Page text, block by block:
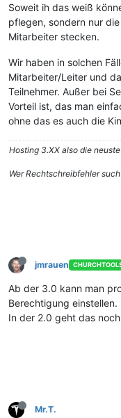
Soweit ih das weiß
pflegen, sondern nur
Mitarbeiter stecken.
Wir haben in solchen
Mitarbeiter/Leiter und
Teilnehmer. Außer bei
Vorteil ist, das man
ohne das es auch die
Hosting 3.XX also die
Wer Rechtschreibfehler
jmrauen
Ab der 3.0 kann man
Berechtigung einstellen.
In der 2.0 geht das
Mr.T.